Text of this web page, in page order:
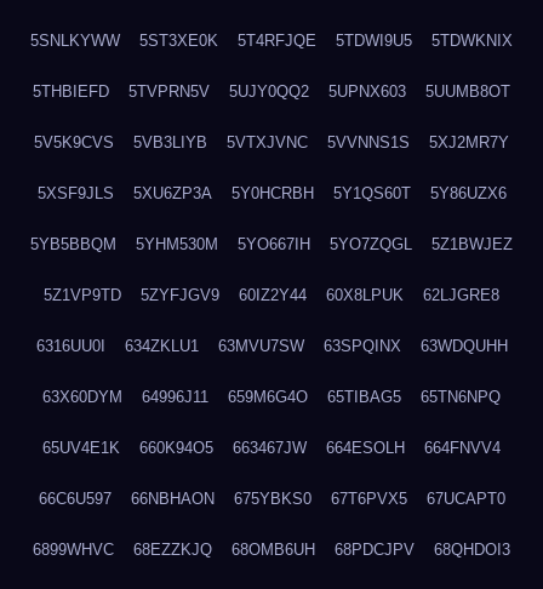
5SNLKYWW 5ST3XE0K 5T4RFJQE 5TDWI9U5 5TDWKNIX
5THBIEFD 5TVPRN5V 5UJY0QQ2 5UPNX603 5UUMB8OT
5V5K9CVS 5VB3LIYB 5VTXJVNC 5VVNNS1S 5XJ2MR7Y
5XSF9JLS 5XU6ZP3A 5Y0HCRBH 5Y1QS60T 5Y86UZX6
5YB5BBQM 5YHM530M 5YO667IH 5YO7ZQGL 5Z1BWJEZ
5Z1VP9TD 5ZYFJGV9 60IZ2Y44 60X8LPUK 62LJGRE8
6316UU0I 634ZKLU1 63MVU7SW 63SPQINX 63WDQUHH
63X60DYM 64996J11 659M6G4O 65TIBAG5 65TN6NPQ
65UV4E1K 660K94O5 663467JW 664ESOLH 664FNVV4
66C6U597 66NBHAON 675YBKS0 67T6PVX5 67UCAPT0
6899WHVC 68EZZKJQ 68OMB6UH 68PDCJPV 68QHDOI3